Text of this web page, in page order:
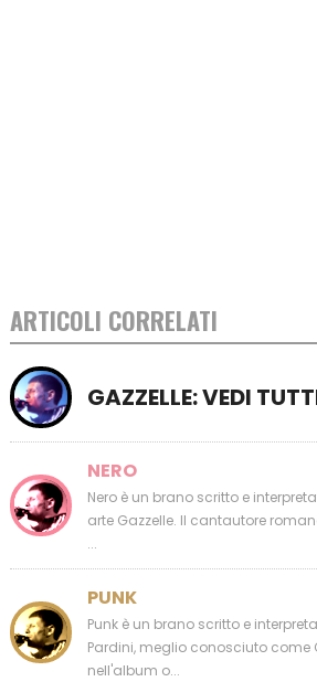
ARTICOLI CORRELATI
GAZZELLE: VEDI
NERO
Nero è un brano scritto e
arte Gazzelle. Il cantautore
...
PUNK
Punk è un brano scritto e
Pardini, meglio conosciuto come
nell'album o...